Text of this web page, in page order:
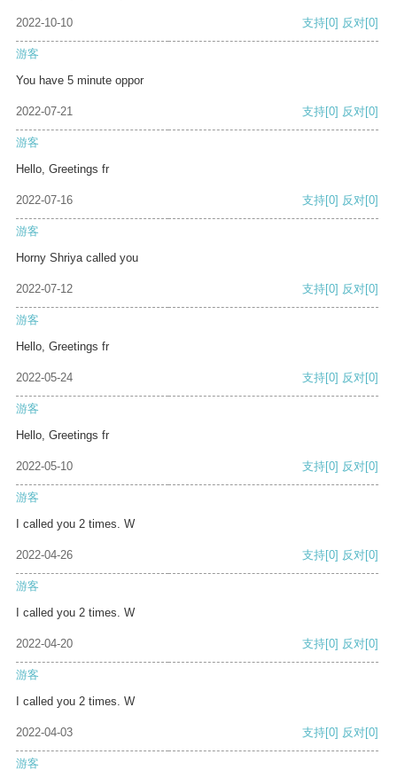
2022-10-10 支持[0] 反对[0]
游客
You have 5 minute oppor
2022-07-21 支持[0] 反对[0]
游客
Hello, Greetings fr
2022-07-16 支持[0] 反对[0]
游客
Horny Shriya called you
2022-07-12 支持[0] 反对[0]
游客
Hello, Greetings fr
2022-05-24 支持[0] 反对[0]
游客
Hello, Greetings fr
2022-05-10 支持[0] 反对[0]
游客
I called you 2 times. W
2022-04-26 支持[0] 反对[0]
游客
I called you 2 times. W
2022-04-20 支持[0] 反对[0]
游客
I called you 2 times. W
2022-04-03 支持[0] 反对[0]
游客